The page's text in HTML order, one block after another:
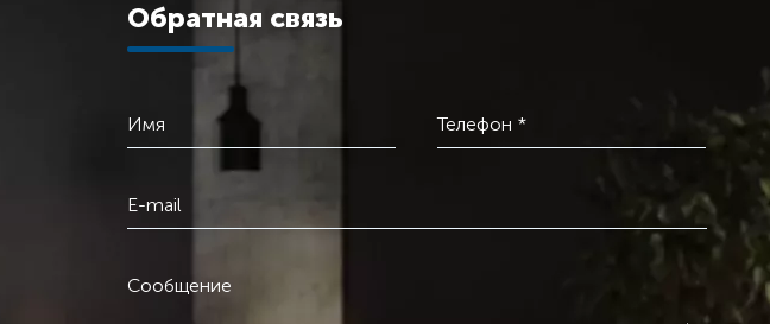
Обратная связь
Имя Телефон *
E-mail
Сообщение